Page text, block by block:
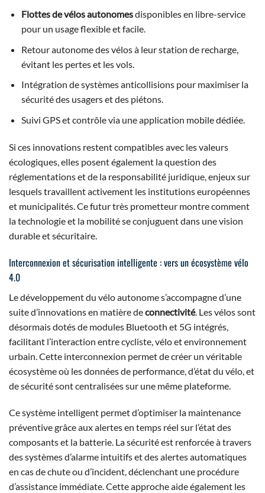
Flottes de vélos autonomesdisponibles en libre-service
pour un usage flexible et facile.
Retour autonome des vélos à leur station de recharge,
évitant les pertes et les vols.
Intégration de systèmes anticollisions pour maximiser la
sécurité des usagers et des piétons.
Suivi GPS et contrôle via une application mobile dédiée.
Si ces innovations restent compatibles avec les valeurs
écologiques, elles posent également la question des
réglementations et de la responsabilité juridique, enjeux sur
lesquels travaillent activement les institutions européennes
et municipalités. Ce futur très prometteur montre comment
la technologie et la mobilité se conjuguent dans une vision
durable et sécuritaire.
Interconnexion et sécurisation intelligente : vers un écosystème vélo
4.0
Le développement du vélo autonome s’accompagne d’une
suite d’innovations en matière deconnectivité. Les vélos sont
désormais dotés de modules Bluetooth et 5G intégrés,
facilitant l’interaction entre cycliste, vélo et environnement
urbain. Cette interconnexion permet de créer un véritable
écosystème où les données de performance, d’état du vélo, et
de sécurité sont centralisées sur une même plateforme.
Ce système intelligent permet d’optimiser la maintenance
préventive grâce aux alertes en temps réel sur l’état des
composants et la batterie. La sécurité est renforcée à travers
des systèmes d’alarme intuitifs et des alertes automatiques
en cas de chute ou d’incident, déclenchant une procédure
d’assistance immédiate. Cette approche aide également les